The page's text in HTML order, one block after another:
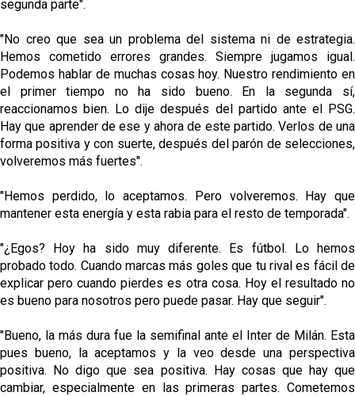
Previa | El Sevilla FC cierra la pretemporada con el
segunda parte".
"No creo que sea un problema del sistema ni de estrategia.
Hemos cometido errores grandes. Siempre jugamos igual.
Podemos hablar de muchas cosas hoy. Nuestro rendimiento en
el primer tiempo no ha sido bueno. En la segunda sí,
reaccionamos bien. Lo dije después del partido ante el PSG.
Hay que aprender de ese y ahora de este partido. Verlos de una
forma positiva y con suerte, después del parón de selecciones,
volveremos más fuertes".
"Hemos perdido, lo aceptamos. Pero volveremos. Hay que
mantener esta energía y esta rabia para el resto de temporada".
"¿Egos? Hoy ha sido muy diferente. Es fútbol. Lo hemos
probado todo. Cuando marcas más goles que tu rival es fácil de
explicar pero cuando pierdes es otra cosa. Hoy el resultado no
es bueno para nosotros pero puede pasar. Hay que seguir".
"Bueno, la más dura fue la semifinal ante el Inter de Milán. Esta
pues bueno, la aceptamos y la veo desde una perspectiva
positiva. No digo que sea positiva. Hay cosas que hay que
cambiar, especialmente en las primeras partes. Cometemos